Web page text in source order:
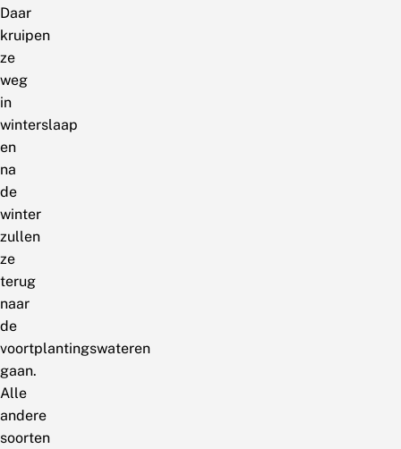
Daar
kruipen
ze
weg
in
winterslaap
en
na
de
winter
zullen
ze
terug
naar
de
voortplantingswateren
gaan.
Alle
andere
soorten